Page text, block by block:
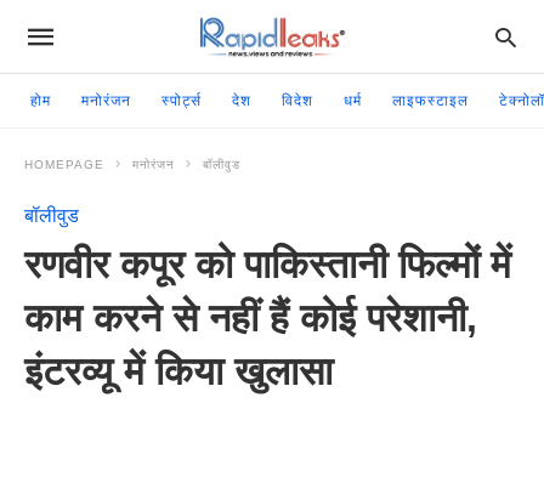
होम मनोरंजन स्पोर्ट्स देश विदेश धर्म लाइफस्टाइल
HOMEPAGE मनोरंजन बॉलीवुड
बॉलीवुड
रणवीर कपूर को पाकिस्तानी फिल्मों में
काम करने से नहीं हैं कोई परेशानी,
इंटरव्यू में किया खुलासा